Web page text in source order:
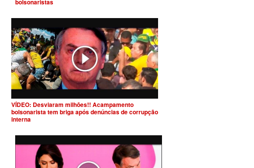
bolsonaristas
VÍDEO: Desviaram milhões!! Acampamento
bolsonarista tem briga após denúncias de corrupção
interna